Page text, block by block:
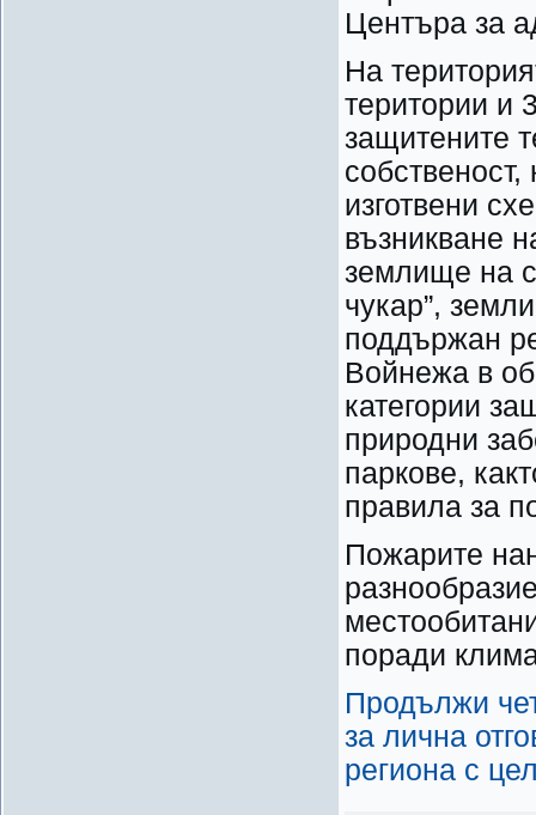
Центъра за
На
територии и
защитените
изготвени
възникване
землище на
чукар”,
поддържан
Войнежа в
категории
природни
паркове,
правила за
Пожарите
поради
Продължи
за лична
региона с